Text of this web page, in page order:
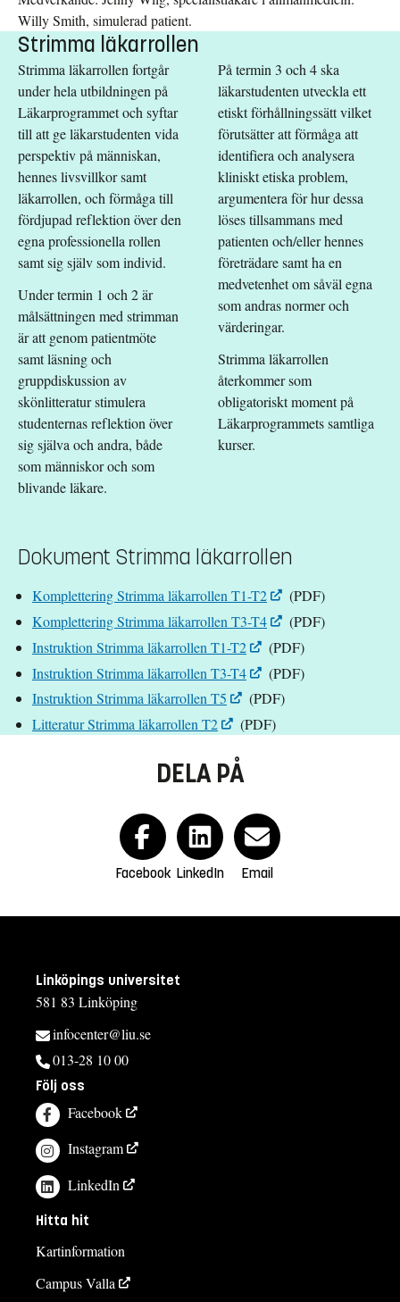
Willy Smith, simulerad patient.
Strimma läkarrollen
Strimma läkarrollen fortgår
under hela utbildningen på
Läkarprogrammet och syftar
till att ge läkarstudenten vida
perspektiv på människan,
hennes livsvillkor samt
läkarrollen, och förmåga till
fördjupad reflektion över den
egna professionella rollen
samt sig själv som individ.
Under termin 1 och 2 är
målsättningen med strimman
är att genom patientmöte
samt läsning och
gruppdiskussion av
skönlitteratur stimulera
studenternas reflektion över
sig själva och andra, både
som människor och som
blivande läkare.
På termin 3 och 4 ska
läkarstudenten utveckla ett
etiskt förhållningssätt vilket
förutsätter att förmåga att
identifiera och analysera
kliniskt etiska problem,
argumentera för hur dessa
löses tillsammans med
patienten och/eller hennes
företrädare samt ha en
medvetenhet om såväl egna
som andras normer och
värderingar.
Strimma läkarrollen
återkommer som
obligatoriskt moment på
Läkarprogrammets samtliga
kurser.
Dokument Strimma läkarrollen
Komplettering Strimma läkarrollen T1-T2
(PDF)
Komplettering Strimma läkarrollen T3-T4
(PDF)
Instruktion Strimma läkarrollen T1-T2
(PDF)
Instruktion Strimma läkarrollen T3-T4
(PDF)
Instruktion Strimma läkarrollen T5
(PDF)
Litteratur Strimma läkarrollen T2
(PDF)
DELA PÅ
Facebook LinkedIn Email
Linköpings universitet
581 83 Linköping
infocenter@liu.se
013-28 10 00
Följ oss
Facebook
Instagram
LinkedIn
Hitta hit
Kartinformation
Campus Valla